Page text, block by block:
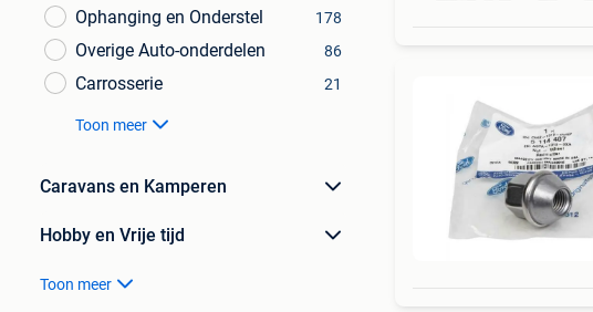
Ophanging en Onderstel 178
Overige Auto-onderdelen 86
Carrosserie 21
Toon meer
Caravans en Kamperen
Hobby en Vrije tijd
Toon meer